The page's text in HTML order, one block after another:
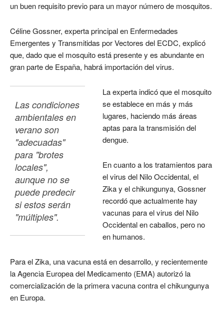
un buen requisito previo para un mayor número de mosquitos.
Céline Gossner, experta principal en Enfermedades
Emergentes y Transmitidas por Vectores del ECDC, explicó
que, dado que el mosquito está presente y es abundante en
gran parte de España, habrá importación del virus.
Las condiciones
ambientales en
verano son
"adecuadas"
para "brotes
locales",
aunque no se
puede predecir
si estos serán
"múltiples".
La experta indicó que el mosquito
se establece en más y más
lugares, haciendo más áreas
aptas para la transmisión del
dengue.
En cuanto a los tratamientos para
el virus del Nilo Occidental, el
Zika y el chikungunya, Gossner
recordó que actualmente hay
vacunas para el virus del Nilo
Occidental en caballos, pero no
en humanos.
Para el Zika, una vacuna está en desarrollo, y recientemente
la Agencia Europea del Medicamento (EMA) autorizó la
comercialización de la primera vacuna contra el chikungunya
en Europa.